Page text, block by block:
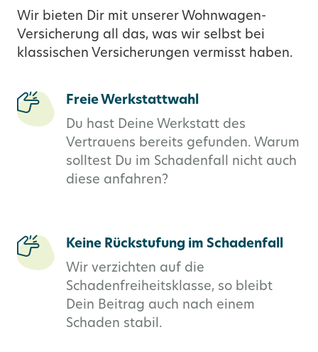
Wir bieten Dir mit unserer Wohnwagen-
Versicherung all das, was wir selbst bei
klassischen Versicherungen vermisst haben.
Keine Rückstufung im Schadenfall
Wir verzichten auf die
Schadenfreiheitsklasse, so bleibt
Dein Beitrag auch nach einem
Schaden stabil.
Freie Werkstattwahl
Du hast Deine Werkstatt des
Vertrauens bereits gefunden. Warum
solltest Du im Schadenfall nicht auch
diese anfahren?